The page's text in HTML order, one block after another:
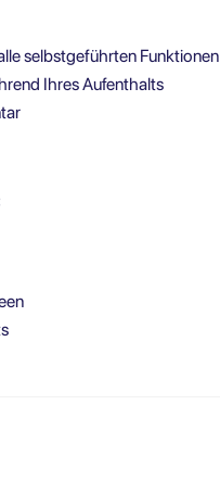
selbstgeführten Funktionen
Ihres Aufenthalts